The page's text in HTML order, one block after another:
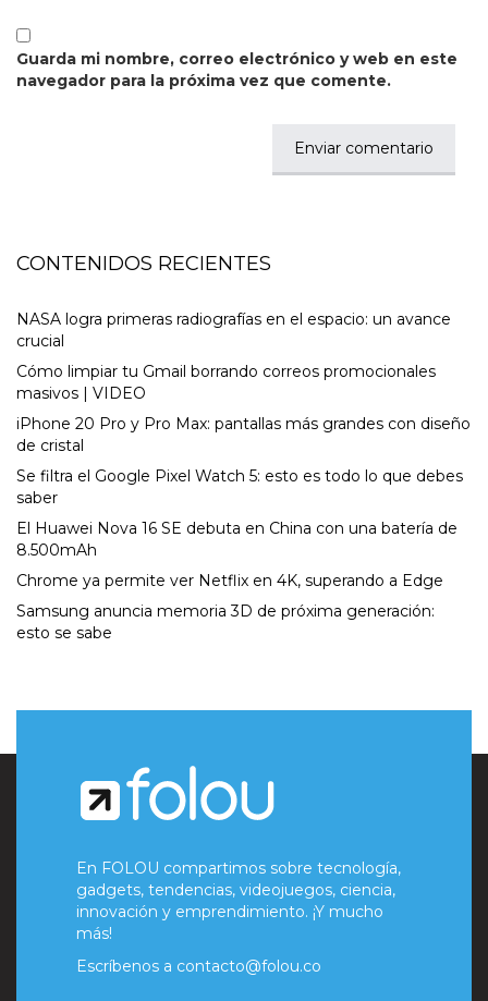
Guarda mi nombre, correo electrónico y web en este
navegador para la próxima vez que comente.
CONTENIDOS RECIENTES
NASA logra primeras radiografías en el espacio: un avance
crucial
Cómo limpiar tu Gmail borrando correos promocionales
masivos | VIDEO
iPhone 20 Pro y Pro Max: pantallas más grandes con diseño
de cristal
Se filtra el Google Pixel Watch 5: esto es todo lo que debes
saber
El Huawei Nova 16 SE debuta en China con una batería de
8.500mAh
Chrome ya permite ver Netflix en 4K, superando a Edge
Samsung anuncia memoria 3D de próxima generación:
esto se sabe
En FOLOU compartimos sobre tecnología,
gadgets, tendencias, videojuegos, ciencia,
innovación y emprendimiento. ¡Y mucho
más!
Escríbenos a contacto@folou.co